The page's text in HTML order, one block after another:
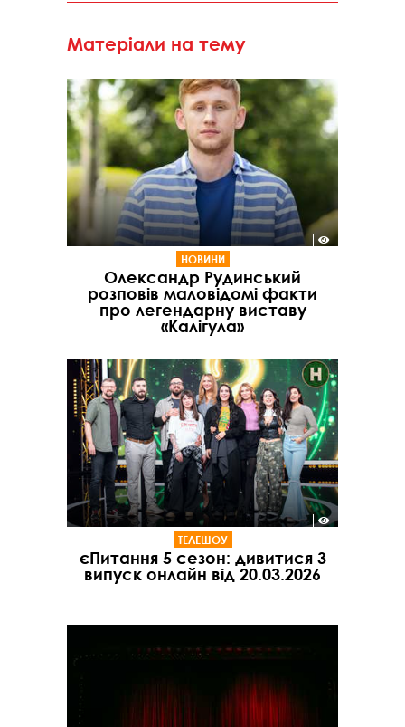
Матеріали на тему
НОВИНИ
Олександр Рудинський
розповів маловідомі факти
про легендарну виставу
«Калігула»
ТЕЛЕШОУ
єПитання 5 сезон: дивитися 3
випуск онлайн від 20.03.2026